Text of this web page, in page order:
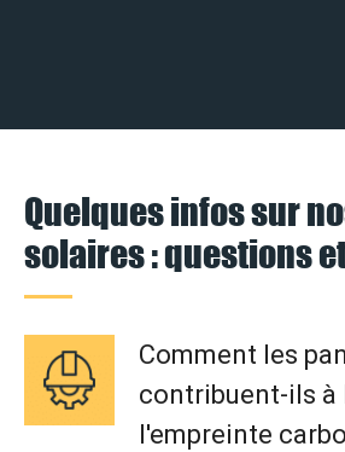
Quelques infos sur
solaires : questions
Comment les
contribuent-ils à
l'empreinte